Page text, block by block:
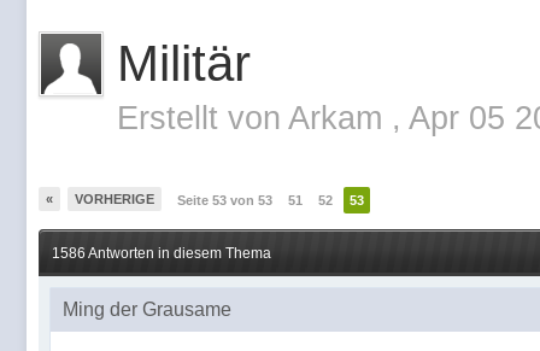
Militär
Erstellt von Arkam , Apr 05
« VORHERIGE Seite 53 von 53 51 52 53
1586 Antworten in diesem Thema
Ming der Grausame